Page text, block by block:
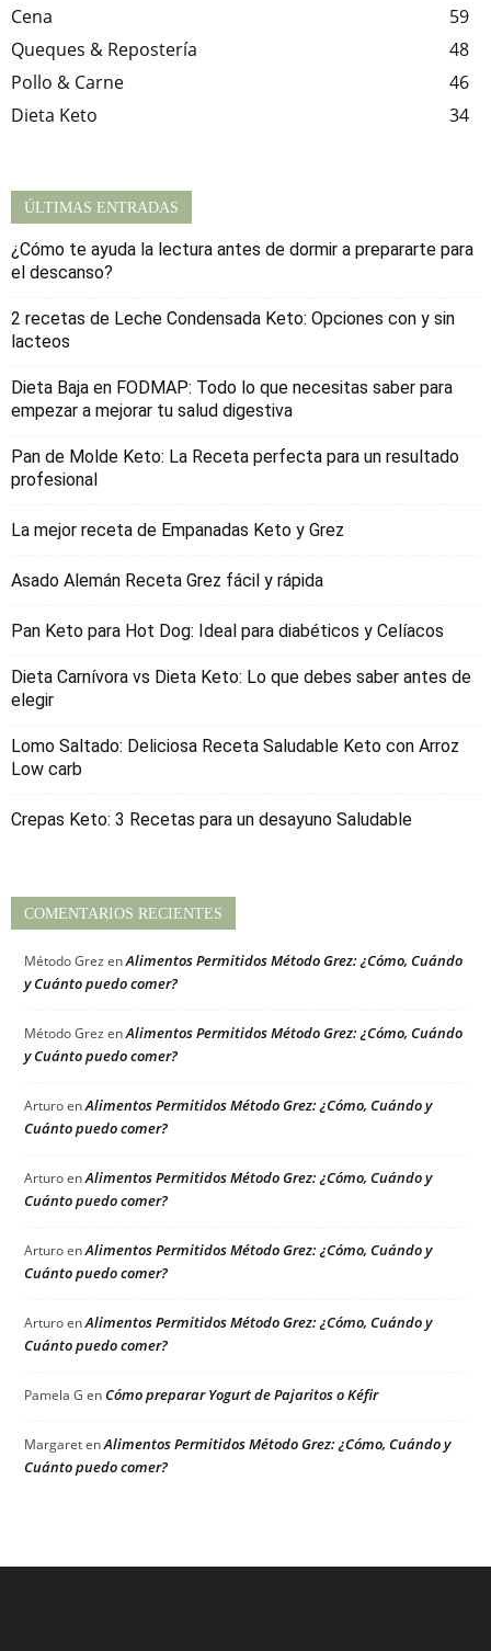
Cena
59
Queques & Repostería
48
Pollo & Carne
46
Dieta Keto
34
ÚLTIMAS ENTRADAS
¿Cómo te ayuda la lectura antes de dormir a prepararte para
el descanso?
2 recetas de Leche Condensada Keto: Opciones con y sin
lacteos
Dieta Baja en FODMAP: Todo lo que necesitas saber para
empezar a mejorar tu salud digestiva
Pan de Molde Keto: La Receta perfecta para un resultado
profesional
La mejor receta de Empanadas Keto y Grez
Asado Alemán Receta Grez fácil y rápida
Pan Keto para Hot Dog: Ideal para diabéticos y Celíacos
Dieta Carnívora vs Dieta Keto: Lo que debes saber antes de
elegir
Lomo Saltado: Deliciosa Receta Saludable Keto con Arroz
Low carb
Crepas Keto: 3 Recetas para un desayuno Saludable
COMENTARIOS RECIENTES
Método Grez enAlimentos Permitidos Método Grez: ¿Cómo, Cuándo
y Cuánto puedo comer?
Método Grez enAlimentos Permitidos Método Grez: ¿Cómo, Cuándo
y Cuánto puedo comer?
ArturoenAlimentos Permitidos Método Grez: ¿Cómo, Cuándo y
Cuánto puedo comer?
ArturoenAlimentos Permitidos Método Grez: ¿Cómo, Cuándo y
Cuánto puedo comer?
ArturoenAlimentos Permitidos Método Grez: ¿Cómo, Cuándo y
Cuánto puedo comer?
ArturoenAlimentos Permitidos Método Grez: ¿Cómo, Cuándo y
Cuánto puedo comer?
Pamela G enCómo preparar Yogurt de Pajaritos o Kéfir
MargaretenAlimentos Permitidos Método Grez: ¿Cómo, Cuándo y
Cuánto puedo comer?